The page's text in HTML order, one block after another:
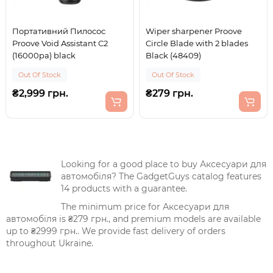
Портативний Пилосос
Proove Void Assistant C2
(16000pa) black
Out Of Stock
₴2,999 грн.
Wiper sharpener Proove
Circle Blade with 2 blades
Black (48409)
Out Of Stock
₴279 грн.
Looking for a good place to buy Аксесуари для
автомобіля? The GadgetGuys catalog features
14 products with a guarantee.
The minimum price for Аксесуари для
автомобіля is ₴279 грн., and premium models are available
up to ₴2999 грн.. We provide fast delivery of orders
throughout Ukraine.